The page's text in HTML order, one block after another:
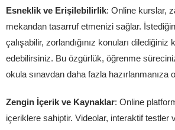
Esneklik ve Erişilebilirlik: Online kurslar,
mekandan tasarruf etmenizi sağlar.
çalışabilir, zorlandığınız konuları dilediğiniz
edebilirsiniz. Bu özgürlük, öğrenme
okula sınavdan daha fazla hazırlanmanıza
Zengin İçerik ve Kaynaklar: Online
içeriklere sahiptir. Videolar, interaktif testler